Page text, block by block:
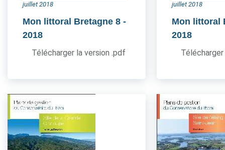
juillet 2018
Mon littoral Bretagne 8 -
2018
Télécharger la version .pdf
juillet 2018
Mon littoral
2018